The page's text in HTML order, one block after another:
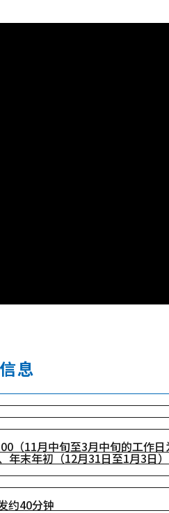
息
（11月中旬至3月中旬的工作日
年末年初（12月31日至1月3日）
约40分钟